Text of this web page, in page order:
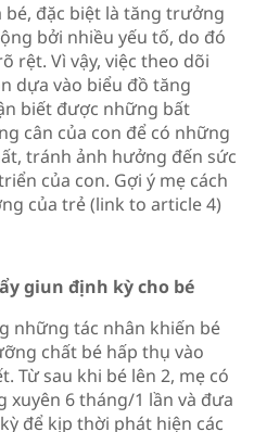
đặc biệt là tăng trưởng
bởi nhiều yếu tố, do đó
rệt. Vì vậy, việc theo dõi
dựa vào biểu đồ tăng
biết được những bất
cân của con để có những
tránh ảnh hưởng đến sức
của con. Gợi ý mẹ cách
của trẻ (link to article 4)
giun định kỳ cho bé
những tác nhân khiến bé
chất bé hấp thụ vào
Từ sau khi bé lên 2, mẹ có
6 tháng/1 lần và đưa
để kịp thời phát hiện các